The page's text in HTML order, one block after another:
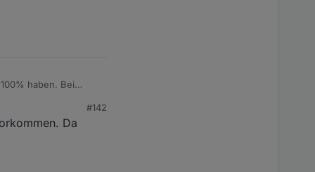
haben. Bei
auf einen
verfolgt.
#142
Da